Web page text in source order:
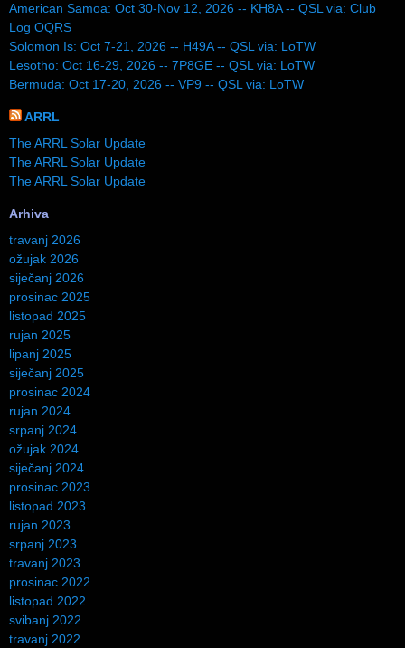
American Samoa: Oct 30-Nov 12, 2026 -- KH8A -- QSL via: Club
Log OQRS
Solomon Is: Oct 7-21, 2026 -- H49A -- QSL via: LoTW
Lesotho: Oct 16-29, 2026 -- 7P8GE -- QSL via: LoTW
Bermuda: Oct 17-20, 2026 -- VP9 -- QSL via: LoTW
ARRL
The ARRL Solar Update
The ARRL Solar Update
The ARRL Solar Update
Arhiva
travanj 2026
ožujak 2026
siječanj 2026
prosinac 2025
listopad 2025
rujan 2025
lipanj 2025
siječanj 2025
prosinac 2024
rujan 2024
srpanj 2024
ožujak 2024
siječanj 2024
prosinac 2023
listopad 2023
rujan 2023
srpanj 2023
travanj 2023
prosinac 2022
listopad 2022
svibanj 2022
travanj 2022